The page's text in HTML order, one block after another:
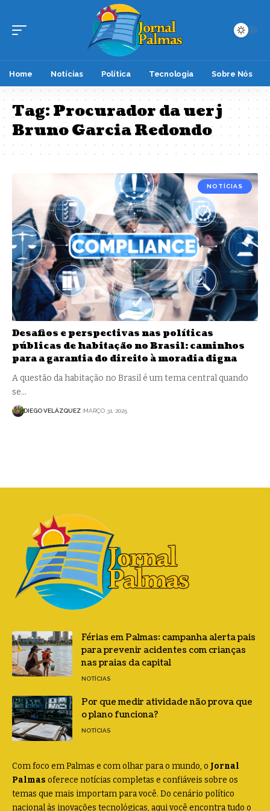
Home Notícias Política Tecnologia Sobre Nós
Tag:Procurador da uerj
Bruno Garcia Redondo
NOTÍCIAS
Desafios e perspectivas nas políticas
públicas de habitação no Brasil: caminhos
para a garantia do direito à moradia digna
A questão da habitação no Brasil é um tema central quando
se…
DIEGO VELÁZQUEZ MARÇO 31, 2025
Férias em Palmas: campanha alerta pais
para prevenir acidentes com crianças
nas praias da capital
NOTÍCIAS
Por que medir atividade não prova que
o plano funciona?
NOTÍCIAS
Com foco em Palmas e com olhar para o mundo, o Jornal
Palmas oferece notícias completas e confiáveis sobre os
temas que mais importam para você. Do cenário político
nacional às inovações tecnológicas, aqui você encontra tudo o